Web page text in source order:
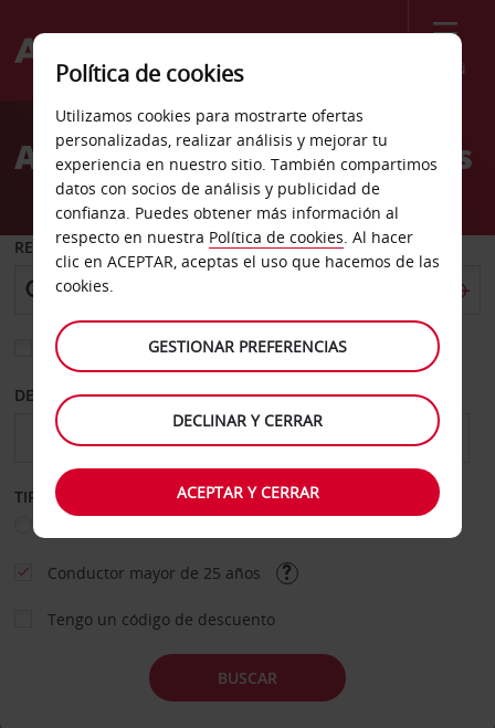
Menú
Welcome
AvisAlquiler de coches Londres
RECOGER EN
Elegir otra oficina de devolución
DESDE HASTA
TIPO DE ALQUILER
Conductor mayor de 25 años
Tengo un código de descuento
BUSCAR
Política de cookies
Utilizamos cookies para mostrarte ofertas
personalizadas, realizar análisis y mejorar tu
experiencia en nuestro sitio. También compartimos
datos con socios de análisis y publicidad de
confianza. Puedes obtener más información al
respecto en nuestra Política de cookies. Al hacer
clic en ACEPTAR, aceptas el uso que hacemos de las
cookies.
GESTIONAR PREFERENCIAS
DECLINAR Y CERRAR
ACEPTAR Y CERRAR